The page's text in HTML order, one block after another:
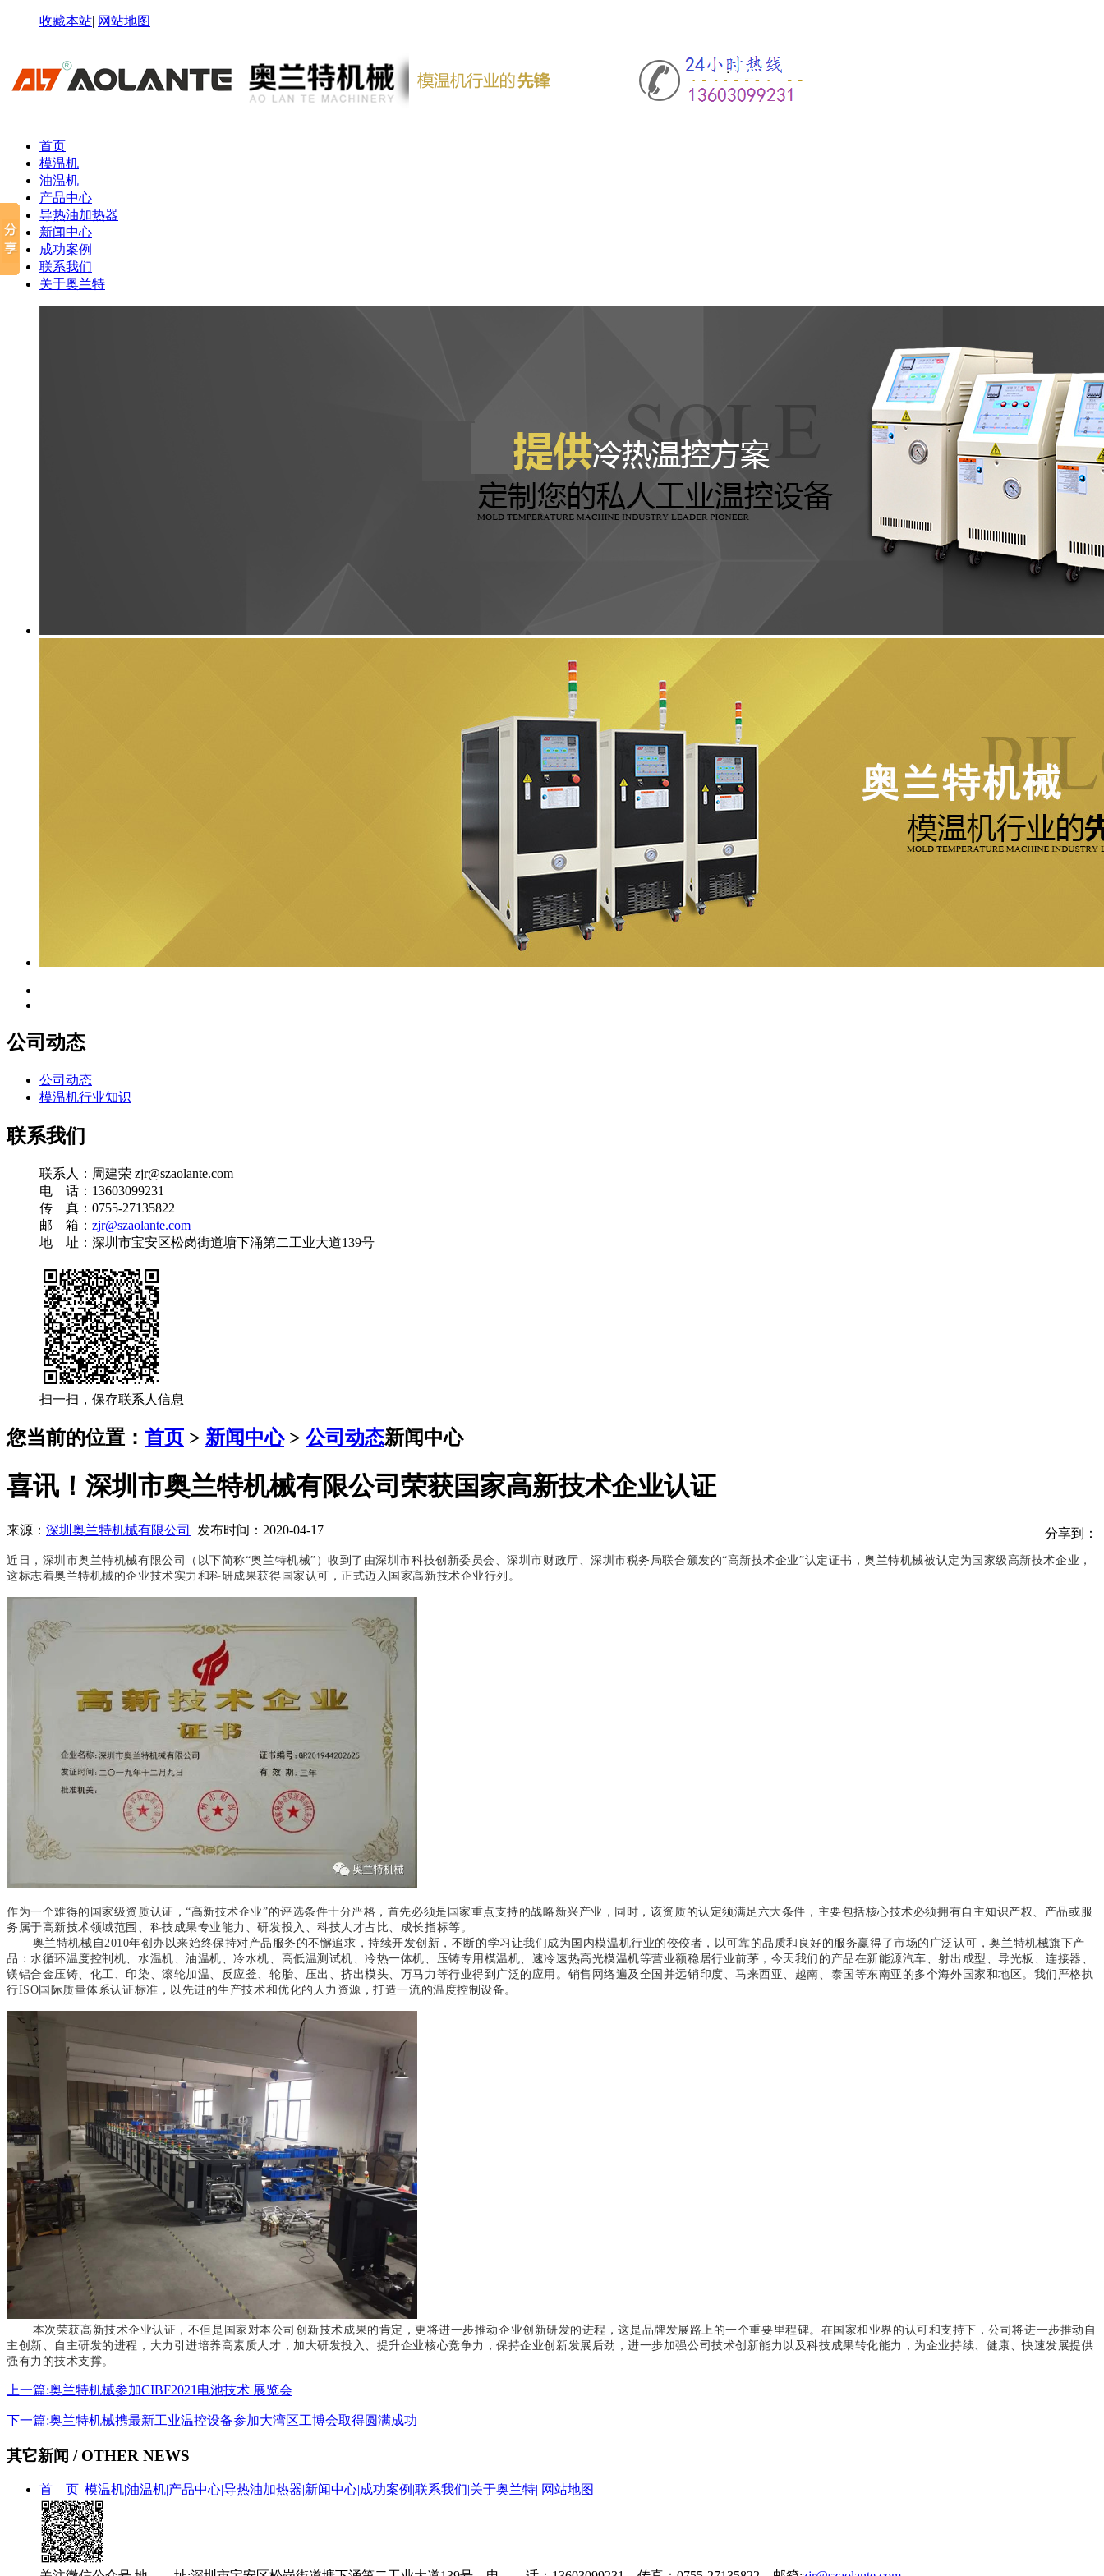
收藏本站| 网站地图
首页
模温机
油温机
产品中心
导热油加热器
新闻中心
成功案例
联系我们
关于奥兰特
公司动态
公司动态
模温机行业知识
联系我们
联系人：周建荣 zjr@szaolante.com
电 话：13603099231
传 真：0755-27135822
邮 箱： zjr@szaolante.com
地 址：深圳市宝安区松岗街道塘下涌第二工业大道139号
扫一扫，保存联系人信息
您当前的位置： 首页 > 新闻中心> 公司动态新闻中心
喜讯！深圳市奥兰特机械有限公司荣获国家高新技术企业认证
来源： 深圳奥兰特机械有限公司 发布时间：2020-04-17 分享到：
近日，深圳市奥兰特机械有限公司（以下简称“奥兰特机械”）收到了由深圳市科技创新委员会、深圳市财政厅、深圳市税务局联合颁发的“高新技术企业”认定证书，奥兰特机械被认定为国家级高新技术企业，
这标志着奥兰特机械的企业技术实力和科研成果获得国家认可，正式迈入国家高新技术企业行列。
作为一个难得的国家级资质认证，“高新技术企业”的评选条件十分严格，首先必须是国家重点支持的战略新兴产业，同时，该资质的认定须满足六大条件，主要包括核心技术必须拥有自主知识产权、产品或服
务属于高新技术领域范围、科技成果专业能力、研发投入、科技人才占比、成长指标等。
奥兰特机械自2010年创办以来始终保持对产品服务的不懈追求，持续开发创新，不断的学习让我们成为国内模温机行业的佼佼者，以可靠的品质和良好的服务赢得了市场的广泛认可，奥兰特机械旗下产
品：水循环温度控制机、水温机、油温机、冷水机、高低温测试机、冷热一体机、压铸专用模温机、速冷速热高光模温机等营业额稳居行业前茅，今天我们的产品在新能源汽车、射出成型、导光板、连接器、
镁铝合金压铸、化工、印染、滚轮加温、反应釜、轮胎、压出、挤出模头、万马力等行业得到广泛的应用。销售网络遍及全国并远销印度、马来西亚、越南、泰国等东南亚的多个海外国家和地区。我们严格执
行ISO国际质量体系认证标准，以先进的生产技术和优化的人力资源，打造一流的温度控制设备。
本次荣获高新技术企业认证，不但是国家对本公司创新技术成果的肯定，更将进一步推动企业创新研发的进程，这是品牌发展路上的一个重要里程碑。在国家和业界的认可和支持下，公司将进一步推动自
主创新、自主研发的进程，大力引进培养高素质人才，加大研发投入、提升企业核心竞争力，保持企业创新发展后劲，进一步加强公司技术创新能力以及科技成果转化能力，为企业持续、健康、快速发展提供
强有力的技术支撑。
上一篇:奥兰特机械参加CIBF2021电池技术 展览会
下一篇:奥兰特机械携最新工业温控设备参加大湾区工博会取得圆满成功
其它新闻 / OTHER NEWS
首 页 模温机|油温机| 产品中心|导热油加热器| 新闻中心| 成功案例| 联系我们| 关于奥兰特| 网站地图